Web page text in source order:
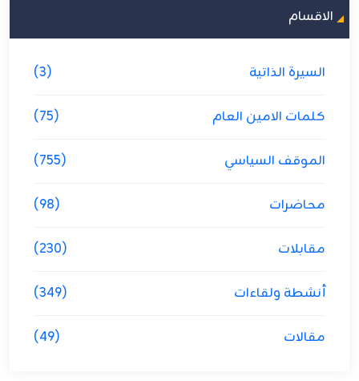
الاقسام
السيرة الذاتية (3)
كلمات الامين العام (75)
الموقف السياسي (755)
محاضرات (98)
مقابلات (230)
أنشطة ولقاءات (349)
مقالات (49)